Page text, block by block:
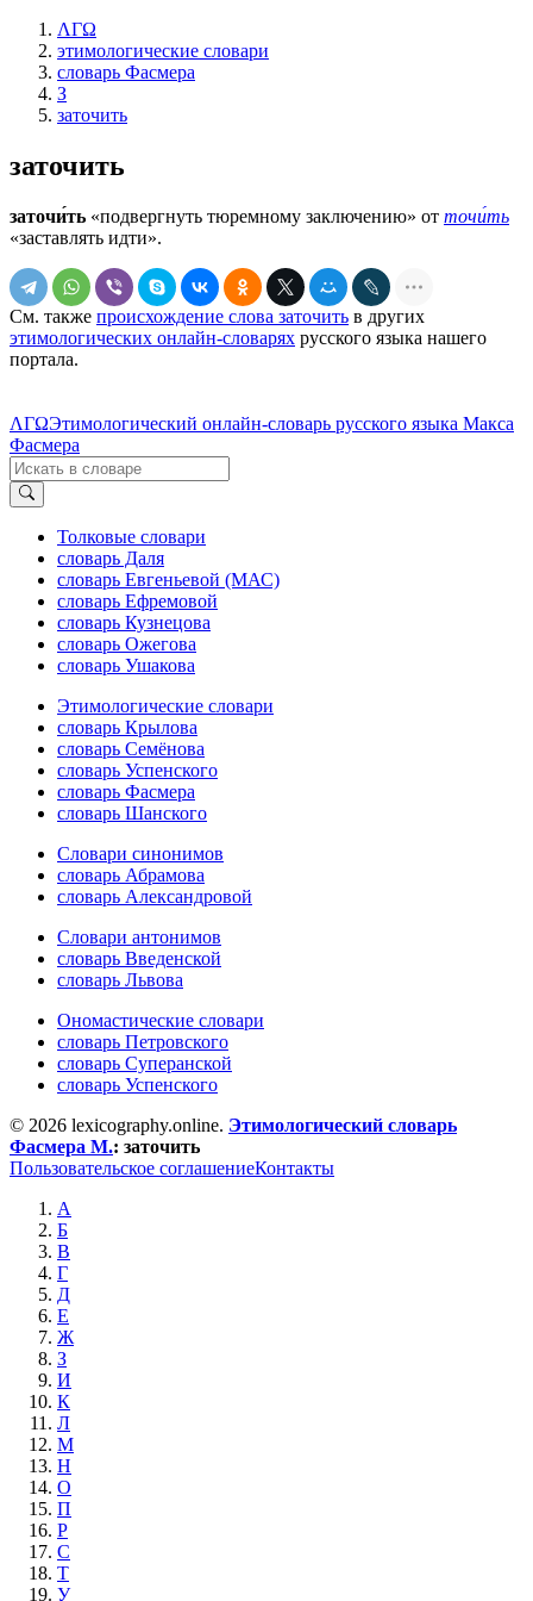
ΛΓΩ
этимологические словари
словарь Фасмера
З
заточить
заточить
заточи́ть «подвергнуть тюремному заключению» от точи́ть
«заставлять идти».
См. также происхождение слова заточить в других
этимологических онлайн-словарях русского языка нашего
портала.
ΛΓΩЭтимологический онлайн-словарь русского языка Макса
Фасмера
Толковые словари
словарь Даля
словарь Евгеньевой (МАС)
словарь Ефремовой
словарь Кузнецова
словарь Ожегова
словарь Ушакова
Этимологические словари
словарь Крылова
словарь Семёнова
словарь Успенского
словарь Фасмера
словарь Шанского
Словари синонимов
словарь Абрамова
словарь Александровой
Словари антонимов
словарь Введенской
словарь Львова
Ономастические словари
словарь Петровского
словарь Суперанской
словарь Успенского
© 2026 lexicography.online. Этимологический словарь
Фасмера М.: заточить
Пользовательское соглашениеКонтакты
А
Б
В
Г
Д
Е
Ж
З
И
К
Л
М
Н
О
П
Р
С
Т
У